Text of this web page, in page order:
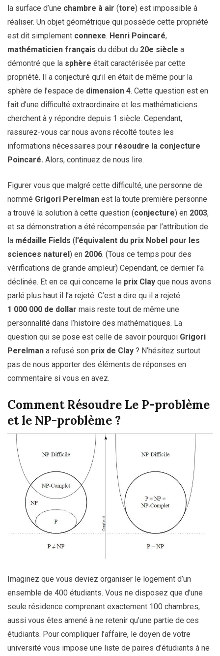
la surface d’une chambre à air (tore) est impossible à
réaliser. Un objet géométrique qui possède cette propriété
est dit simplement connexe. Henri Poincaré,
mathématicien français du début du 20e siècle a
démontré que la sphère était caractérisée par cette
propriété. Il a conjecturé qu’il en était de même pour la
sphère de l’espace de dimension 4. Cette question est en
fait d’une difficulté extraordinaire et les mathématiciens
cherchent à y répondre depuis 1 siècle. Cependant,
rassurez-vous car nous avons récolté toutes les
informations nécessaires pour résoudre la conjecture
Poincaré. Alors, continuez de nous lire.
Figurer vous que malgré cette difficulté, une personne de
nommé Grigori Perelman est la toute première personne
a trouvé la solution à cette question (conjecture) en 2003,
et sa démonstration a été récompensée par l’attribution de
la médaille Fields ( l’équivalent du prix Nobel pour les
sciences naturel ) en 2006. (Tous ce temps pour des
vérifications de grande ampleur) Cependant, ce dernier l’a
déclinée. Et en ce qui concerne le prix Clay que nous avons
parlé plus haut il l’a rejeté. C’est a dire qu il a rejeté
1 000 000 de dollar mais reste tout de même une
personnalité dans l’histoire des mathématiques. La
question qui se pose est celle de savoir pourquoi Grigori
Perelman a refusé son prix de Clay ? N’hésitez surtout
pas de nous apporter des éléments de réponses en
commentaire si vous en avez.
Comment Résoudre Le P-problème
et le NP-problème ?
Imaginez que vous deviez organiser le logement d’un
ensemble de 400 étudiants. Vous ne disposez que d’une
seule résidence comprenant exactement 100 chambres,
aussi vous êtes amené à ne retenir qu’une partie de ces
étudiants. Pour compliquer l’affaire, le doyen de votre
université vous impose une liste de paires d’étudiants à ne